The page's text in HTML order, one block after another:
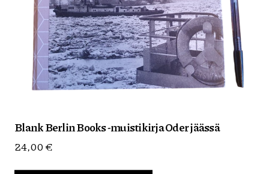
Blank Berlin Books -muistikirja Oder jäässä
24,00€